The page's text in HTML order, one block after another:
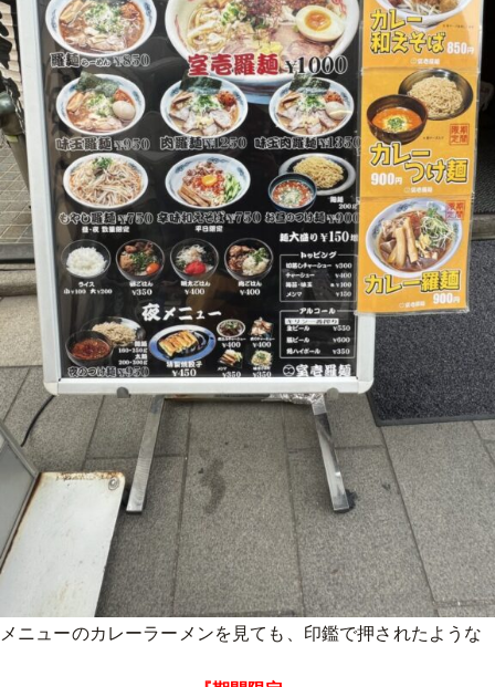
メニューのカレーラーメンを見ても、印鑑で押されたような